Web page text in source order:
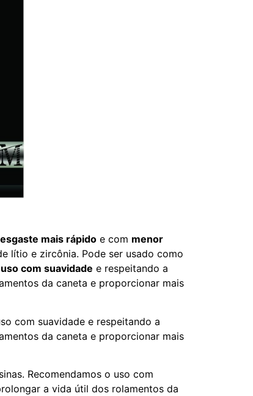
mais rápido e com menor
lítio e zircônia. Pode ser usado como
uso com suavidade e respeitando a
da caneta e proporcionar mais
com suavidade e respeitando a
da caneta e proporcionar mais
Recomendamos o uso com
a vida útil dos rolamentos da